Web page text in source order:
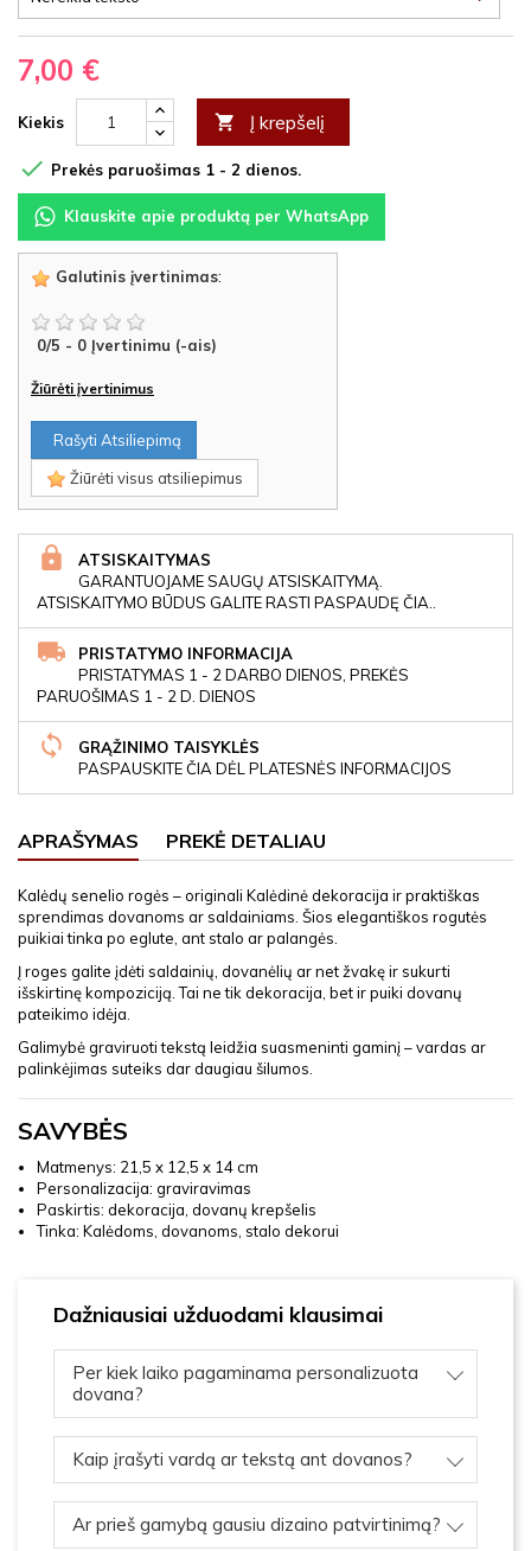
7,00 €
Kiekis  Į krepšelį
 Prekės paruošimas 1 - 2 dienos.
Klauskite apie produktą per WhatsApp
Galutinis įvertinimas:
0/5 - 0 Įvertinimu (-ais)
Žiūrėti įvertinimus
Rašyti Atsiliepimą
Žiūrėti visus atsiliepimus
ATSISKAITYMAS
GARANTUOJAME SAUGŲ ATSISKAITYMĄ.
ATSISKAITYMO BŪDUS GALITE RASTI PASPAUDĘ ČIA..
PRISTATYMO INFORMACIJA
PRISTATYMAS 1 - 2 DARBO DIENOS, PREKĖS
PARUOŠIMAS 1 - 2 D. DIENOS
GRĄŽINIMO TAISYKLĖS
PASPAUSKITE ČIA DĖL PLATESNĖS INFORMACIJOS
APRAŠYMAS PREKĖ DETALIAU
Kalėdų senelio rogės – originali Kalėdinė dekoracija ir praktiškas
sprendimas dovanoms ar saldainiams. Šios elegantiškos rogutės
puikiai tinka po eglute, ant stalo ar palangės.
Į roges galite įdėti saldainių, dovanėlių ar net žvakę ir sukurti
išskirtinę kompoziciją. Tai ne tik dekoracija, bet ir puiki dovanų
pateikimo idėja.
Galimybė graviruoti tekstą leidžia suasmeninti gaminį – vardas ar
palinkėjimas suteiks dar daugiau šilumos.
SAVYBĖS
Matmenys: 21,5 x 12,5 x 14 cm
Personalizacija: graviravimas
Paskirtis: dekoracija, dovanų krepšelis
Tinka: Kalėdoms, dovanoms, stalo dekorui
Dažniausiai užduodami klausimai
Per kiek laiko pagaminama personalizuota
dovana?
Kaip įrašyti vardą ar tekstą ant dovanos?
Ar prieš gamybą gausiu dizaino patvirtinimą?